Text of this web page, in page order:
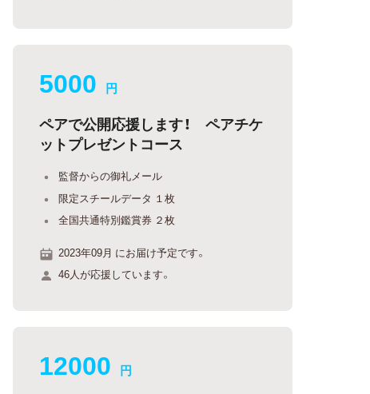
5000 円
ペアで公開応援します！ ペアチケ
ットプレゼントコース
監督からの御礼メール
限定スチールデータ １枚
全国共通特別鑑賞券 ２枚
2023年09月 にお届け予定です。
46人が応援しています。
12000 円